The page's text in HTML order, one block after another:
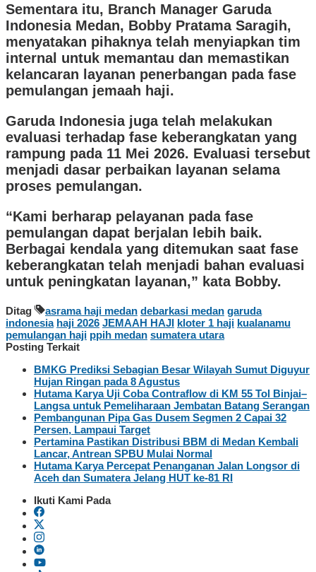
Sementara itu, Branch Manager Garuda
Indonesia Medan, Bobby Pratama Saragih,
menyatakan pihaknya telah menyiapkan tim
internal untuk memantau dan memastikan
kelancaran layanan penerbangan pada fase
pemulangan jemaah haji.
Garuda Indonesia juga telah melakukan
evaluasi terhadap fase keberangkatan yang
rampung pada 11 Mei 2026. Evaluasi tersebut
menjadi dasar perbaikan layanan selama
proses pemulangan.
“Kami berharap pelayanan pada fase
pemulangan dapat berjalan lebih baik.
Berbagai kendala yang ditemukan saat fase
keberangkatan telah menjadi bahan evaluasi
untuk peningkatan layanan,” kata Bobby.
Ditag asrama haji medan debarkasi medan garuda
indonesia haji 2026 JEMAAH HAJI kloter 1 haji kualanamu
pemulangan haji ppih medan sumatera utara
Posting Terkait
BMKG Prediksi Sebagian Besar Wilayah Sumut Diguyur
Hujan Ringan pada 8 Agustus
Hutama Karya Uji Coba Contraflow di KM 55 Tol Binjai–
Langsa untuk Pemeliharaan Jembatan Batang Serangan
Pembangunan Pipa Gas Dusem Segmen 2 Capai 32
Persen, Lampaui Target
Pertamina Pastikan Distribusi BBM di Medan Kembali
Lancar, Antrean SPBU Mulai Normal
Hutama Karya Percepat Penanganan Jalan Longsor di
Aceh dan Sumatera Jelang HUT ke-81 RI
Ikuti Kami Pada